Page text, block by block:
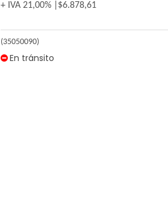
+ IVA 21,00% $6.878,61
(35050090)
En tránsito